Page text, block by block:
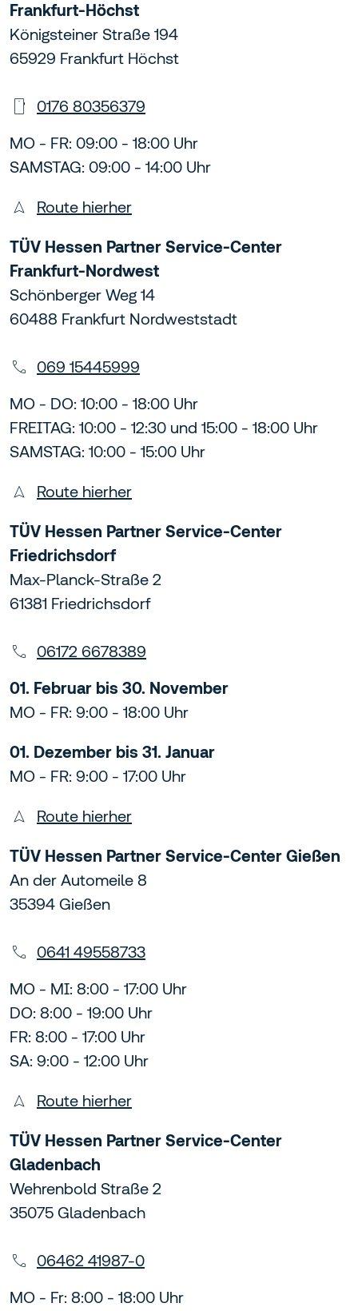
Frankfurt-Höchst
Königsteiner Straße 194
65929 Frankfurt Höchst
0176 80356379
MO - FR: 09:00 - 18:00 Uhr
SAMSTAG: 09:00 - 14:00 Uhr
Route hierher
TÜV Hessen Partner Service-Center
Frankfurt-Nordwest
Schönberger Weg 14
60488 Frankfurt Nordweststadt
069 15445999
MO - DO: 10:00 - 18:00 Uhr
FREITAG: 10:00 - 12:30 und 15:00 - 18:00 Uhr
SAMSTAG: 10:00 - 15:00 Uhr
Route hierher
TÜV Hessen Partner Service-Center
Friedrichsdorf
Max-Planck-Straße 2
61381 Friedrichsdorf
06172 6678389
01. Februar bis 30. November
MO - FR: 9:00 - 18:00 Uhr
01. Dezember bis 31. Januar
MO - FR: 9:00 - 17:00 Uhr
Route hierher
TÜV Hessen Partner Service-Center Gießen
An der Automeile 8
35394 Gießen
0641 49558733
MO - MI: 8:00 - 17:00 Uhr
DO: 8:00 - 19:00 Uhr
FR: 8:00 - 17:00 Uhr
SA: 9:00 - 12:00 Uhr
Route hierher
TÜV Hessen Partner Service-Center
Gladenbach
Wehrenbold Straße 2
35075 Gladenbach
06462 41987-0
MO - Fr: 8:00 - 18:00 Uhr